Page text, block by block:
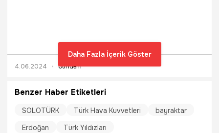
4.06.2024 Gündem
Daha Fazla İçerik Göster
Benzer Haber Etiketleri
SOLOTÜRK Türk Hava Kuvvetleri
bayraktar
Erdoğan
Türk Yıldızları